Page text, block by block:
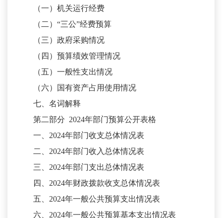
（一）机关运行经费
（二） “三公”经费预算
（三）政府采购情况
（四）预算绩效管理情况
（五）一般性支出情况
（六）国有资产占用使用情况
七、名词解释
第二部分 2024年部门预算公开表格
一、 2024年部门收支总体情况表
二、 2024年部门收入总体情况表
三、 2024年部门支出总体情况表
四、 2024年财政拨款收支总体情况表
五、 2024年一般公共预算支出情况表
六、 2024年一般公共预算基本支出情况表